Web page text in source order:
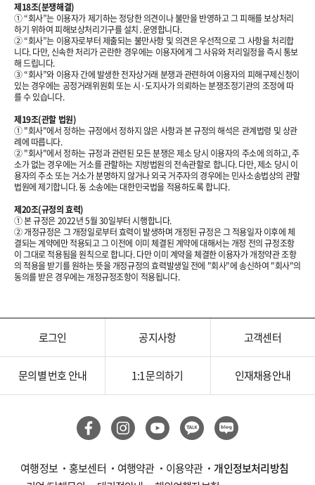
제18조(분쟁해결)
① “회사”는 이용자가 제기하는 정당한 의견이나 불만을 반영하고 그 피해를 보상처리
하기 위하여 피해보상처리기구를 설치․운영합니다.
② “회사”는 이용자로부터 제출되는 불만사항 및 의견은 우선적으로 그 사항을 처리합
니다. 다만, 신속한 처리가 곤란한 경우에는 이용자에게 그 사유와 처리일정을 즉시 통보
해 드립니다.
③ “회사”와 이용자 간에 발생한 전자상거래 분쟁과 관련하여 이용자의 피해구제신청이
있는 경우에는 공정거래위원회 또는 시·도지사가 의뢰하는 분쟁조정기관의 조정에 따
를 수 있습니다.
제19조(관할 법원)
① "회사"에서 정하는 규정에서 정하지 않은 사항과 본 규정의 해석은 관계법령 및 상관
례에 따릅니다.
② "회사"에서 정하는 규정과 관련된 모든 분쟁은 제소 당시 이용자의 주소에 의하고, 주
소가 없는 경우에는 거소를 관할하는 지방법원의 전속관할로 합니다. 다만, 제소 당시 이
용자의 주소 또는 거소가 분명하지 않거나 외국 거주자의 경우에는 민사소송법상의 관할
법원에 제기합니다. 동 소송에는 대한민국법을 적용하도록 합니다.
제20조(규정의 효력)
① 본 규정은 2022년 5월 30일부터 시행합니다.
② 개정규정은 그 개정일로부터 효력이 발생하며 개정된 규정은 그 적용일자 이후에 체
결되는 계약에만 적용되고 그 이전에 이미 체결된 계약에 대해서는 개정 전의 규정조항
이 그대로 적용됨을 원칙으로 합니다. 다만 이미 계약을 체결한 이용자가 개정약관 조항
의 적용을 받기를 원하는 뜻을 개정규정의 효력발생일 전에 "회사"에 송신하여 "회사"의
동의를 받은 경우에는 개정규정조항이 적용됩니다.
로그인 공지사항 고객센터
문의별 번호 안내 1:1 문의하기 인재채용안내
여행정보 홍보센터 여행약관 이용약관
개인정보처리방침